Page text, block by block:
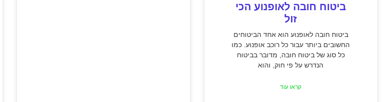
ביטוח חובה לאופנוע הכי
זול
ביטוח חובה לאופנוע הוא אחד הביטוחים
החשובים ביותר עבור כל רוכב אופנוע. כמו
כל סוג של ביטוח חובה, מדובר בביטוח
הנדרש על פי חוק, והוא
קראו עוד